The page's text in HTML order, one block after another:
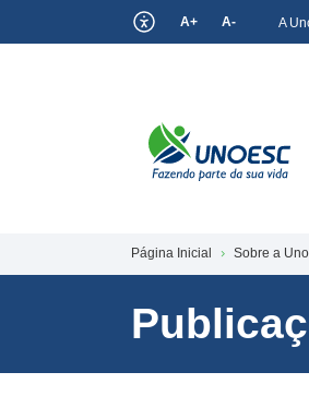
A+ A- A
Página Inicial Sobre a